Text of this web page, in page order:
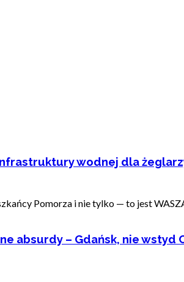
wodnej dla
Pomorza i nie tylko — to jest
absurdy – Gdańsk, nie wstyd